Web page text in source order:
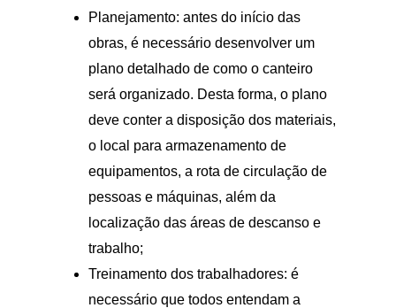
Planejamento: antes do início das
obras, é necessário desenvolver um
plano detalhado de como o canteiro
será organizado. Desta forma, o plano
deve conter a disposição dos materiais,
o local para armazenamento de
equipamentos, a rota de circulação de
pessoas e máquinas, além da
localização das áreas de descanso e
trabalho;
Treinamento dos trabalhadores: é
necessário que todos entendam a